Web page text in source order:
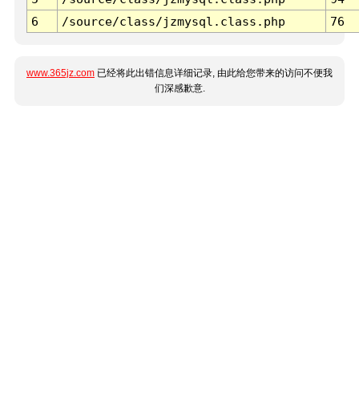
6
/source/class/jzmysql.class.php 76
www.365jz.com 已经将此出错信息详细记录, 由此给您带来的访问不便我
们深感歉意.